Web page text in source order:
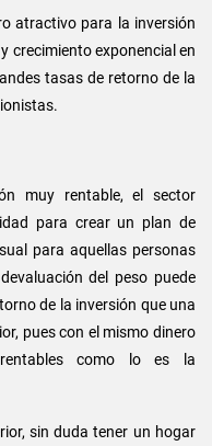
atractivo para la inversión
crecimiento exponencial en
tasas de retorno de la
muy rentable, el sector
para crear un plan de
para aquellas personas
del peso puede
de la inversión que una
pues con el mismo dinero
como lo es la
sin duda tener un hogar